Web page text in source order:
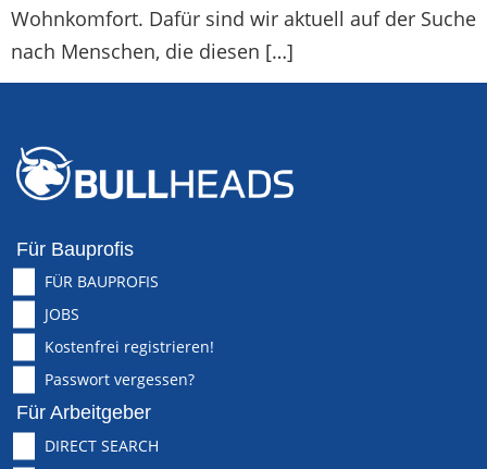
Wohnkomfort. Dafür sind wir aktuell auf der Suche
nach Menschen, die diesen […]
Für Bauprofis
FÜR BAUPROFIS
JOBS
Kostenfrei registrieren!
Passwort vergessen?
Für Arbeitgeber
DIRECT SEARCH